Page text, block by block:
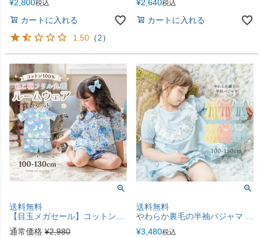
¥2,800税込
カートに入れる
1.50 （2）
¥2,640税込
カートに入れる
送料無料
【目玉メガセール】コットン100% ねこ柄フリル丸襟ルームウェアセット[半袖&ショートパンツ] パジャマ 半袖 部屋着 寝巻き 上下セット 綿 吸汗 セットアップ 猫柄 前開き 春 夏 フリル襟 ビッグ襟 TAK キャサリンコテージ
通常価格 ¥2,980
送料無料
やわらか裏毛の半袖パジャマ 女の子 ルームウェア カジュアル パジャマ TAK
¥3,480税込